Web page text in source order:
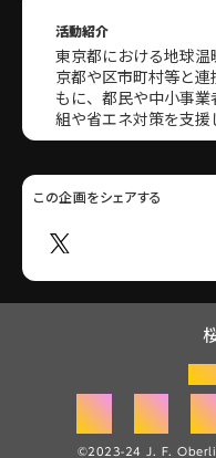
活動紹介
東京都における地球
京都や区市町村等と
もに、都民や中小事
組や省エネ対策を支援
この企画をシェアする
桜
©2023-24 J. F.